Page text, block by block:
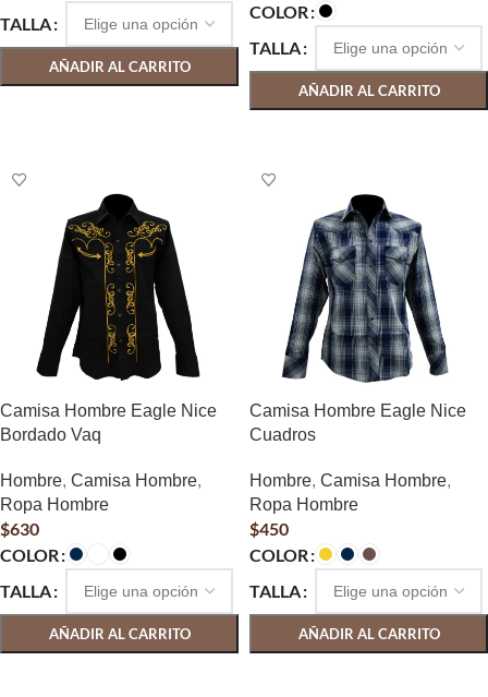
TALLA
AÑADIR AL CARRITO
COLOR
TALLA
AÑADIR AL CARRITO
Camisa Hombre Eagle Nice
Bordado Vaq
Hombre, Camisa Hombre,
Ropa Hombre
$630
COLOR
TALLA
AÑADIR AL CARRITO
Camisa Hombre Eagle Nice
Cuadros
Hombre, Camisa Hombre,
Ropa Hombre
$450
COLOR
TALLA
AÑADIR AL CARRITO